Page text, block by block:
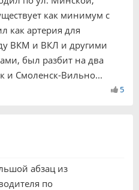
как минимум с
как артерия для
ВКМ и ВКЛ и другими
был разбит на два
и Смоленск-Вильно...
5
абзац из
по